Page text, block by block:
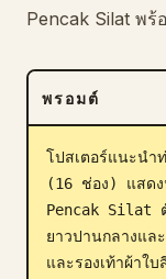
ดาวน์โหลด
บล็อก
Pencak Silat พร้
พรอมต์
โปสเตอร์แนะนำ
(16 ช่อง) แสดง
Pencak Silat ตั
ยาวปานกลางแล
และรองเท้าผ้าใ